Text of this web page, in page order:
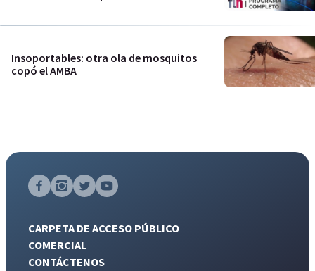
Insoportables: otra ola de mosquitos
copó el AMBA
CARPETA DE ACCESO PÚBLICO
COMERCIAL
CONTÁCTENOS